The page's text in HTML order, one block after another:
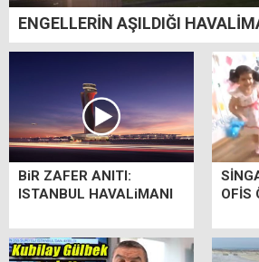
ENGELLERİN AŞILDIĞI
BiR ZAFER ANITI:
ISTANBUL HAVALiMANI
OFİS